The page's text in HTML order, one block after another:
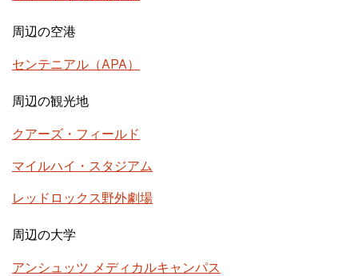
周辺の空港
センテニアル（APA）
周辺の観光地
クアーズ・フィールド
マイルハイ・スタジアム
レッドロックス野外劇場
周辺の大学
アンシュッツ メディカルキャンパス